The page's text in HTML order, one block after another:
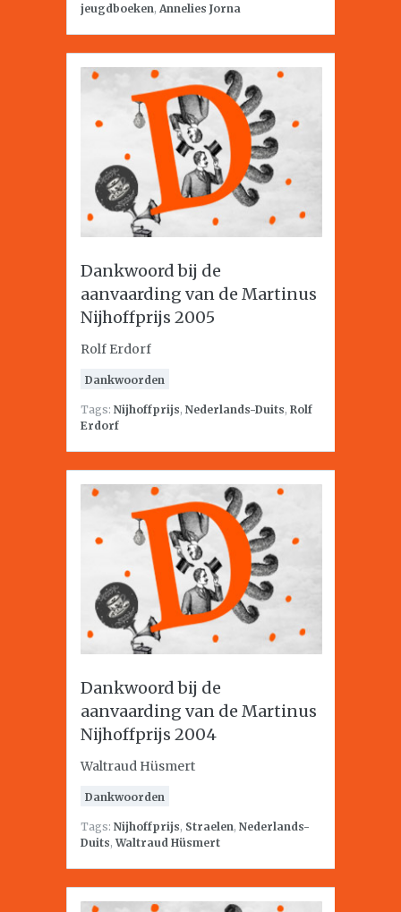
jeugdboeken, Annelies Jorna
Dankwoord bij de
aanvaarding van de Martinus
Nijhoffprijs 2005
Rolf Erdorf
Dankwoorden
Tags: Nijhoffprijs, Nederlands-Duits, Rolf
Erdorf
Dankwoord bij de
aanvaarding van de Martinus
Nijhoffprijs 2004
Waltraud Hüsmert
Dankwoorden
Tags: Nijhoffprijs, Straelen, Nederlands-
Duits,Waltraud Hüsmert